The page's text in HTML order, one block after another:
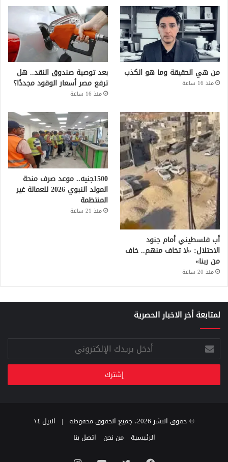
من هي الحقيقة وما هو الكذب
منذ 16 ساعة
بعد توصية صندوق النقد.. هل
ترفع مصر أسعار الوقود مجددًا؟
منذ 16 ساعة
أب فلسطيني أمام جنود
الاحتلال: «لا تخاف منهم.. خاف
من ربنا»
منذ 20 ساعة
1500جنيه.. موعد صرف منحة
المولد النبوي 2026 للعمالة غير
المنتظمة
منذ 21 ساعة
لمتابعة أخر الاخبار الحصرية
أدخل
بريدك
الإلكتروني
© حقوق النشر 2026، جميع الحقوق محفوظة |
النيل ٢٤
الرئيسية
من نحن اتصل بنا